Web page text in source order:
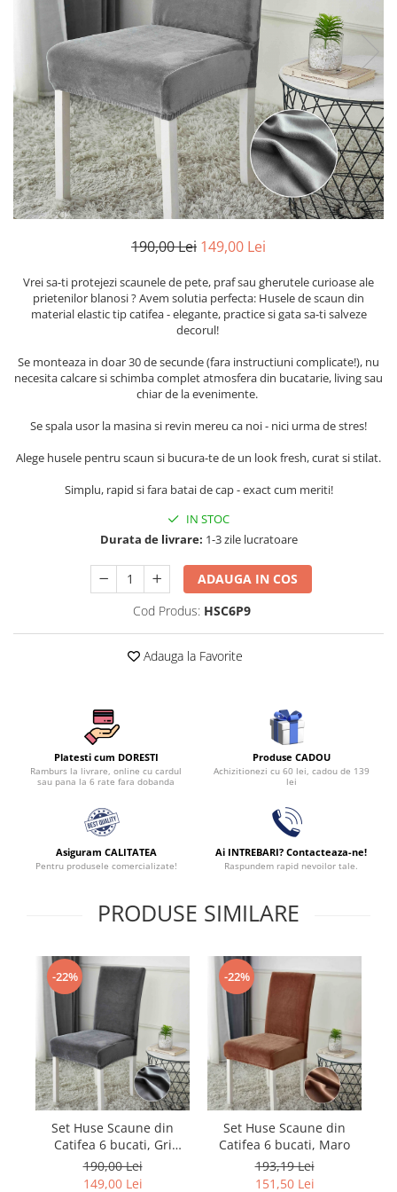
Cearceaf cu elastic
Cearceaf normal
Lenjerii De Pat Creponate
Lenjerii De Pat Bumbac Poplin 2
Persoane
Lenjerii De Pat Bumbac Poplin,
Matlasate, 2 Persoane
Lenjerii De Pat Bumbac Satinat 2
Persoane
Lenjerii De Pat Volanase
Lenjerii De Pat, Finet Premium 3D,
Lenjerii De Pat Jacquard
Lenjerii De Pat Catifea
Set Lenjerie De Pat Blana
Artificiala De Iepure, 6 Piese, 2
Set Lenjerie Pat Blanita Iepure, 6
Piese, Cu Pilota Inclusa
Lenjerii De Pat Premium Collection
Set Lenjerie De Pat, 7 Piese, Cu
Set Lenjerie De Pat Jacquard Regal,
Lenjerii Damasc Egiptean King Size
Lenjerii De Pat, Finet Premium, 1
Lenjerii De Pat Damasc 1 Persoana
190,00 Lei 149,00 Lei
Vrei sa-ti protejezi scaunele de pete, praf sau gherutele curioase ale
prietenilor blanosi ? Avem solutia perfecta: Husele de scaun din
material elastic tip catifea - elegante, practice si gata sa-ti salveze
decorul!
Se monteaza in doar 30 de secunde (fara instructiuni complicate!), nu
necesita calcare si schimba complet atmosfera din bucatarie, living sau
chiar de la evenimente.
Se spala usor la masina si revin mereu ca noi - nici urma de stres!
Alege husele pentru scaun si bucura-te de un look fresh, curat si stilat.
Simplu, rapid si fara batai de cap - exact cum meriti!
IN STOC
Durata de livrare: 1-3 zile lucratoare
ADAUGA IN COS
Cod Produs: HSC6P9
Adauga la Favorite
Platesti cum DORESTI
Ramburs la livrare, online cu cardul
sau pana la 6 rate fara dobanda
Produse CADOU
Achizitionezi cu 60 lei, cadou de 139
lei
Asiguram CALITATEA
Pentru produsele comercializate!
Ai INTREBARI? Contacteaza-ne!
Raspundem rapid nevoilor tale.
PRODUSE SIMILARE
-22%
Set Huse Scaune din
Catifea 6 bucati, Gri
inchis
190,00 Lei
149,00 Lei
-22%
Set Huse Scaune din
Catifea 6 bucati, Maro
193,19 Lei
151,50 Lei